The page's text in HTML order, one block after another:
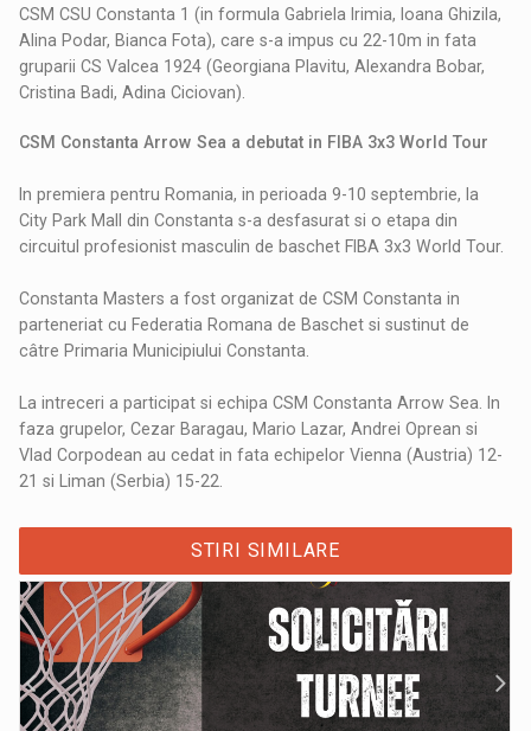
CSM CSU Constanta 1 (in formula Gabriela Irimia, Ioana Ghizila,
Alina Podar, Bianca Fota), care s-a impus cu 22-10m in fata
gruparii CS Valcea 1924 (Georgiana Plavitu, Alexandra Bobar,
Cristina Badi, Adina Ciciovan).
CSM Constanta Arrow Sea a debutat in FIBA 3x3 World Tour
In premiera pentru Romania, in perioada 9-10 septembrie, la
City Park Mall din Constanta s-a desfasurat si o etapa din
circuitul profesionist masculin de baschet FIBA 3x3 World Tour.
Constanta Masters a fost organizat de CSM Constanta in
parteneriat cu Federatia Romana de Baschet si sustinut de
câtre Primaria Municipiului Constanta.
La intreceri a participat si echipa CSM Constanta Arrow Sea. In
faza grupelor, Cezar Baragau, Mario Lazar, Andrei Oprean si
Vlad Corpodean au cedat in fata echipelor Vienna (Austria) 12-
21 si Liman (Serbia) 15-22.
STIRI SIMILARE